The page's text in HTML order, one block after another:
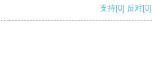
支持[0] 反对[0]